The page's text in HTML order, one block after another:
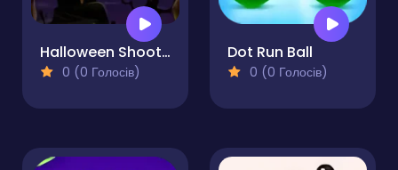
Halloween Shooter
0 (0 Голосів)
Dot Run Ball
0 (0 Голосів)